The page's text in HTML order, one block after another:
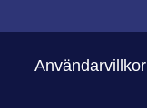
Användarvillkor